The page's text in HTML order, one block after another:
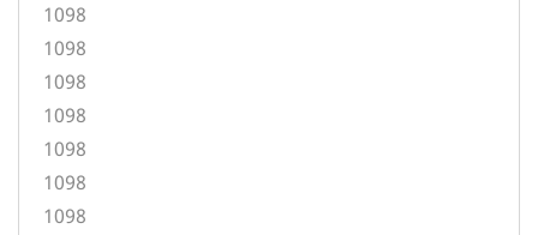
1098
1098
1098
1098
1098
1098
1098